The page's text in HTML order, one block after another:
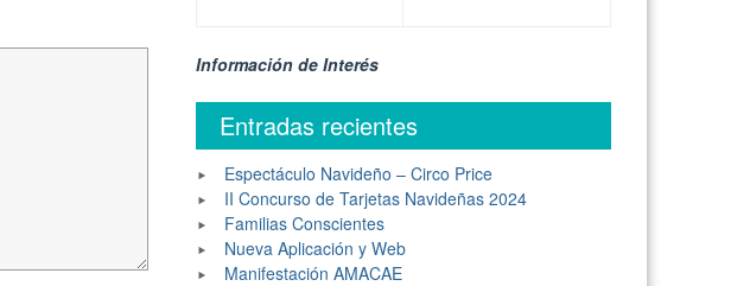
Información de Interés
Entradas recientes
Espectáculo Navideño – Circo Price
II Concurso de Tarjetas Navideñas 2024
Familias Conscientes
Nueva Aplicación y Web
Manifestación AMACAE